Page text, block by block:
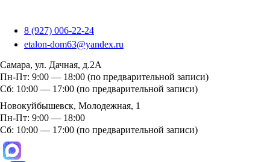
8 (927) 006-22-24
etalon-dom63@yandex.ru
Самара, ул. Дачная, д.2А
Пн-Пт: 9:00 — 18:00 (по предварительной записи)
Сб: 10:00 — 17:00 (по предварительной записи)
Новокуйбышевск, Молодежная, 1
Пн-Пт: 9:00 — 18:00
Сб: 10:00 — 17:00 (по предварительной записи)